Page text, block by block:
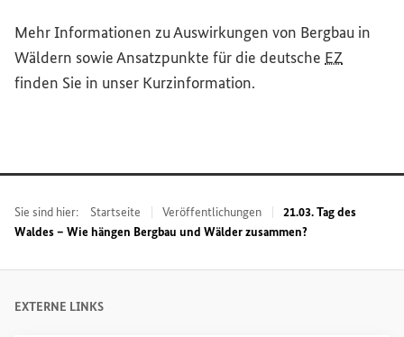
Mehr Informationen zu Auswirkungen von Bergbau in
Wäldern sowie Ansatzpunkte für die deutsche EZ
finden Sie in unser Kurzinformation.
Sie sind hier: Startseite Veröffentlichungen
21.03. Tag des
Waldes – Wie hängen Bergbau und Wälder zusammen?
EXTERNE LINKS